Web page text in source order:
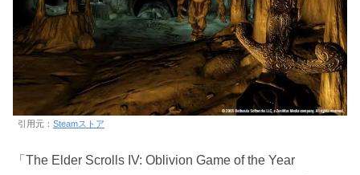
引用元： Steamストア
「The Elder Scrolls IV: Oblivion Game of the Year